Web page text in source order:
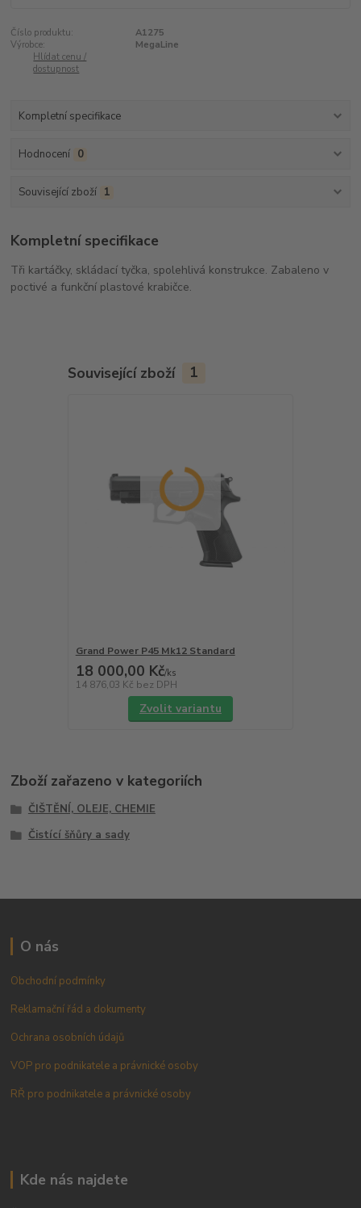
Číslo produktu:
A1275
Výrobce:
MegaLine
Hlídat cenu /
dostupnost
Kompletní specifikace
Hodnocení 0
Související zboží 1
Kompletní specifikace
Tři kartáčky, skládací tyčka, spolehlivá konstrukce. Zabaleno v
poctivé a funkční plastové krabičce.
Související zboží 1
Grand Power P45 Mk12 Standard
18 000,00 Kč/ks
14 876,03 Kč bez DPH
Zvolit variantu
Zboží zařazeno v kategoriích
ČIŠTĚNÍ, OLEJE, CHEMIE
Čistící šňůry a sady
O nás
Obchodní podmínky
Reklamační řád a dokumenty
Ochrana osobních údajů
VOP pro podnikatele a právnické osoby
RŘ pro podnikatele a právnické osoby
Kde nás najdete